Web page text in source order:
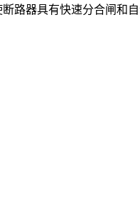
路器具有快速分合闸和